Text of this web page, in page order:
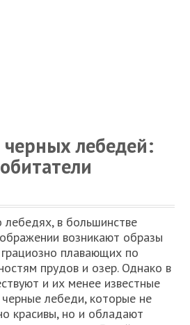
лебедей:
в большинстве
возникают образы
плавающих по
прудов и озер. Однако в
и их менее известные
лебеди, которые не
красивы, но и обладают